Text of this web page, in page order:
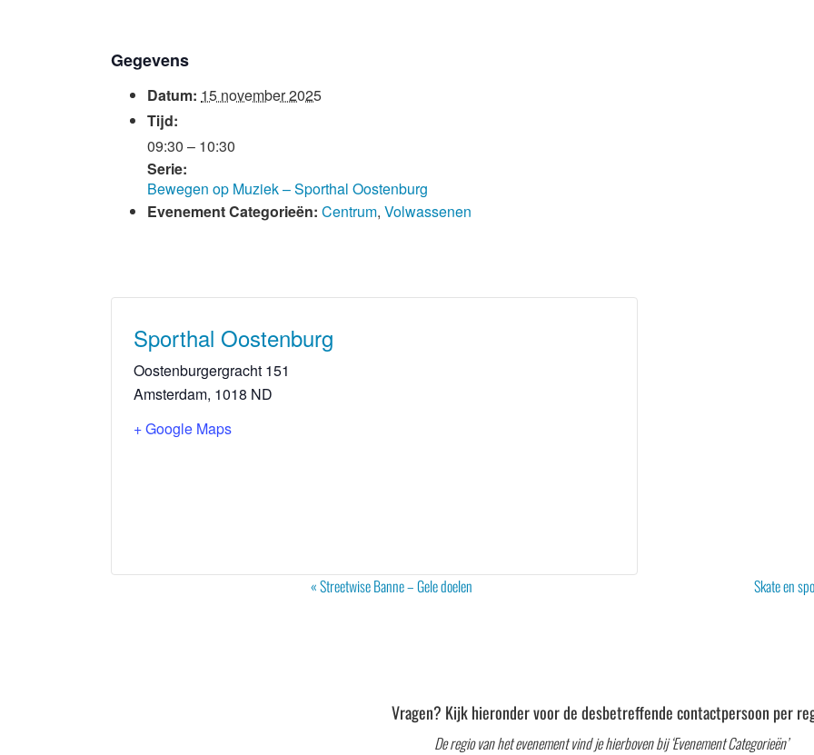
Gegevens
Datum: 15 november 2025
Tijd:
09:30 – 10:30
Serie:
Bewegen op Muziek – Sporthal Oostenburg
Evenement Categorieën: Centrum, Volwassenen
Sporthal Oostenburg
Oostenburgergracht 151
Amsterdam, 1018 ND
+ Google Maps
Evenement «Streetwise Banne – Gele doelen Skate en
Vragen? Kijk hieronder voor de desbetreffende contactpersoon per
De regio van het evenement vind je hierboven bij ‘Evenement Categorieën’